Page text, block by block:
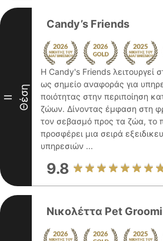
II Θέση
Candy’s Friends
Η Candy's Friends λειτουργεί
ως σημείο αναφοράς για
ποιότητας στην περιποίηση
ζώων. Δίνοντας έμφαση στη
τον σεβασμό προς τα ζώα, το
προσφέρει μια σειρά
υπηρεσιών ...
9.8
Νικολέττα Pet